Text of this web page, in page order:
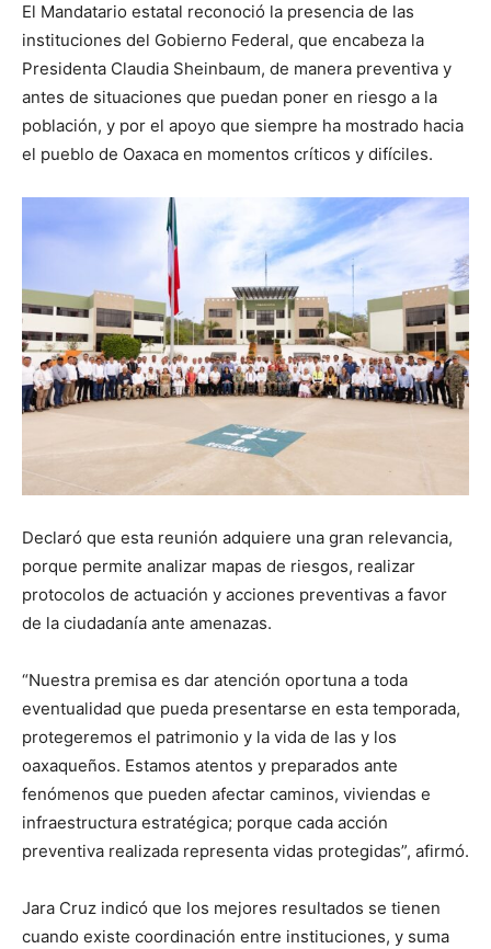
El Mandatario estatal reconoció la presencia de las
instituciones del Gobierno Federal, que encabeza la
Presidenta Claudia Sheinbaum, de manera preventiva y
antes de situaciones que puedan poner en riesgo a la
población, y por el apoyo que siempre ha mostrado hacia
el pueblo de Oaxaca en momentos críticos y difíciles.
Declaró que esta reunión adquiere una gran relevancia,
porque permite analizar mapas de riesgos, realizar
protocolos de actuación y acciones preventivas a favor
de la ciudadanía ante amenazas.
“Nuestra premisa es dar atención oportuna a toda
eventualidad que pueda presentarse en esta temporada,
protegeremos el patrimonio y la vida de las y los
oaxaqueños. Estamos atentos y preparados ante
fenómenos que pueden afectar caminos, viviendas e
infraestructura estratégica; porque cada acción
preventiva realizada representa vidas protegidas”, afirmó.
Jara Cruz indicó que los mejores resultados se tienen
cuando existe coordinación entre instituciones, y suma